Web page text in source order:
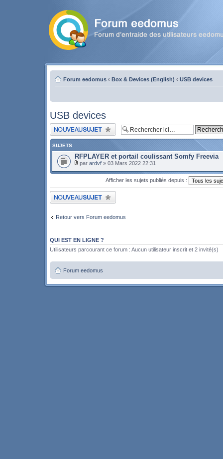
Forum eedomus ‹ Box & Devices (English) ‹ USB devices
USB devices
Publier un nouveau sujet
SUJETS
RFPLAYER et portail coulissant Somfy Freevia
par ardvf » 03 Mars 2022 22:31
Afficher les sujets publiés depuis :
Publier un nouveau sujet
Retour vers Forum eedomus
QUI EST EN LIGNE ?
Utilisateurs parcourant ce forum : Aucun utilisateur inscrit et 2 invité(s)
Forum eedomus